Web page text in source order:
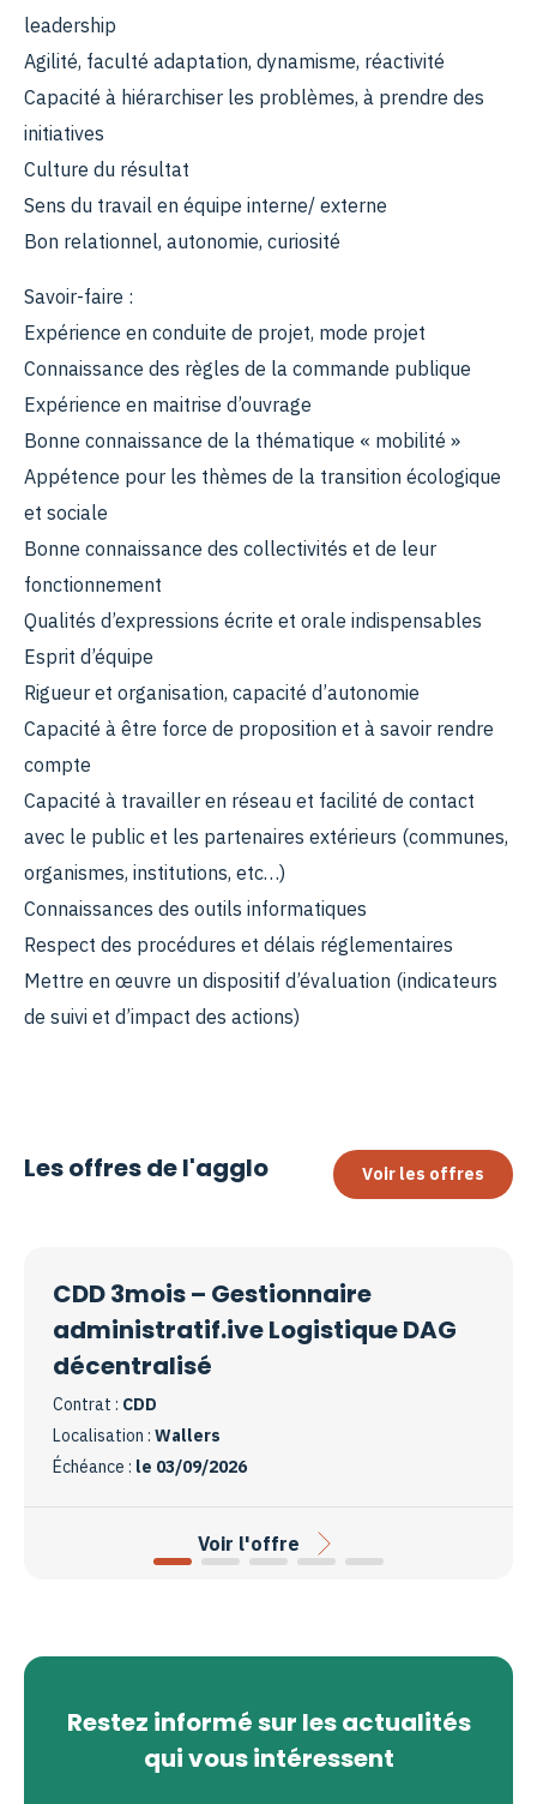
leadership
Agilité, faculté adaptation, dynamisme, réactivité
Capacité à hiérarchiser les problèmes, à prendre des
initiatives
Culture du résultat
Sens du travail en équipe interne/ externe
Bon relationnel, autonomie, curiosité
Savoir-faire :
Expérience en conduite de projet, mode projet
Connaissance des règles de la commande publique
Expérience en maitrise d’ouvrage
Bonne connaissance de la thématique « mobilité »
Appétence pour les thèmes de la transition écologique
et sociale
Bonne connaissance des collectivités et de leur
fonctionnement
Qualités d’expressions écrite et orale indispensables
Esprit d’équipe
Rigueur et organisation, capacité d’autonomie
Capacité à être force de proposition et à savoir rendre
compte
Capacité à travailler en réseau et facilité de contact
avec le public et les partenaires extérieurs (communes,
organismes, institutions, etc…)
Connaissances des outils informatiques
Respect des procédures et délais réglementaires
Mettre en œuvre un dispositif d’évaluation (indicateurs
de suivi et d’impact des actions)
Les offres de l'agglo Voir les offres
CDD 3mois – Gestionnaire
administratif.ive Logistique DAG
décentralisé
Contrat : CDD
Localisation : Wallers
Échéance : le 03/09/2026
Voir l'offre
Restez informé sur les actualités
qui vous intéressent